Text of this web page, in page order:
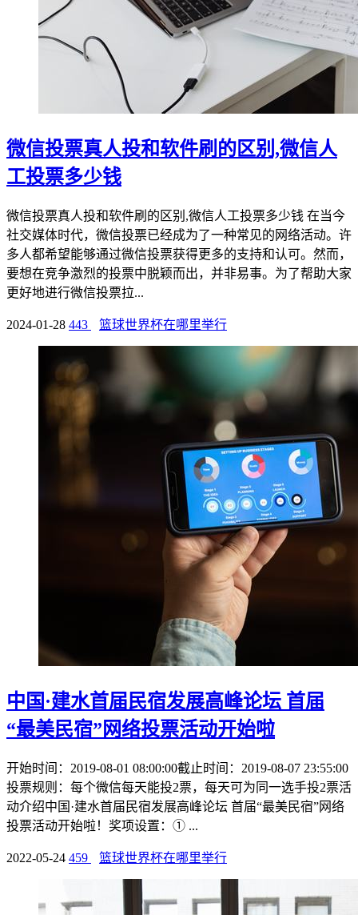
微信投票真人投和软件刷的区别,微信人
工投票多少钱
微信投票真人投和软件刷的区别,微信人工投票多少钱 在当今
社交媒体时代，微信投票已经成为了一种常见的网络活动。许
多人都希望能够通过微信投票获得更多的支持和认可。然而，
要想在竞争激烈的投票中脱颖而出，并非易事。为了帮助大家
更好地进行微信投票拉...
2024-01-28 443 篮球世界杯在哪里举行
中国·建水首届民宿发展高峰论坛 首届
“最美民宿”网络投票活动开始啦
开始时间：2019-08-01 08:00:00截止时间：2019-08-07 23:55:00
投票规则：每个微信每天能投2票，每天可为同一选手投2票活
动介绍中国·建水首届民宿发展高峰论坛 首届“最美民宿”网络
投票活动开始啦！奖项设置：① ...
2022-05-24 459 篮球世界杯在哪里举行